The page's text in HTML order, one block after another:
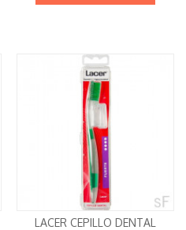
LACER CEPILLO DENTAL